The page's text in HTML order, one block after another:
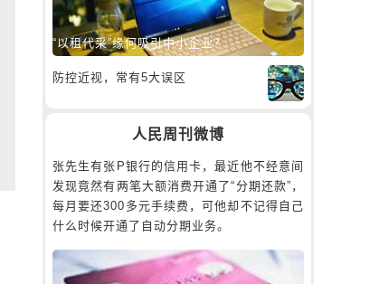
“以租代采”缘何吸引中小企业？
防控近视，常有5大误区
人民周刊微博
张先生有张P银行的信用卡，最近他不经意间
发现竟然有两笔大额消费开通了“分期还款”，
每月要还300多元手续费，可他却不记得自己
什么时候开通了自动分期业务。